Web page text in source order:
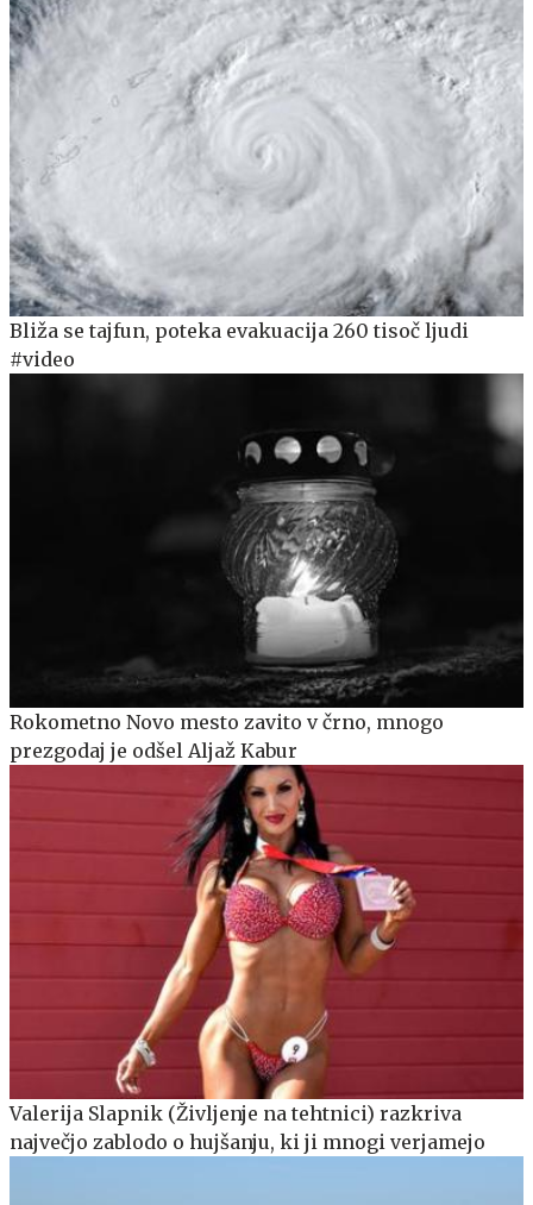
Bliža se tajfun, poteka evakuacija 260 tisoč ljudi
#video
Rokometno Novo mesto zavito v črno, mnogo
prezgodaj je odšel Aljaž Kabur
Valerija Slapnik (Življenje na tehtnici) razkriva
največjo zablodo o hujšanju, ki ji mnogi verjamejo